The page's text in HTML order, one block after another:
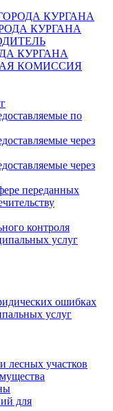
КУРГАНА
КУРГАНА
КУРГАНА
КОМИССИЯ
по
через
через
переданных
контроля
услуг
ошибках
услуг
лесных участков
для